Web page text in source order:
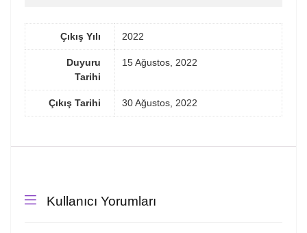
Çıkış Yılı 2022
Duyuru
Tarihi
15 Ağustos, 2022
Çıkış Tarihi 30 Ağustos, 2022
Kullanıcı Yorumları